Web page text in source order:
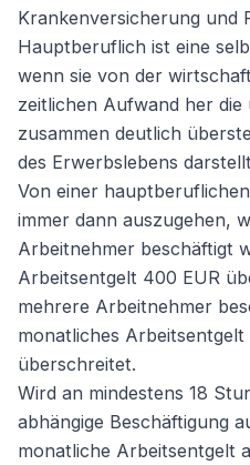
Krankenversicherung und
Hauptberuflich ist eine
wenn sie von der
zeitlichen Aufwand her
zusammen deutlich
des Erwerbslebens
Von einer
immer dann auszugehen,
Arbeitnehmer beschäftigt
Arbeitsentgelt 400 EUR
mehrere Arbeitnehmer
monatliches
überschreitet.
Wird an mindestens 18
abhängige Beschäftigung
monatliche Arbeitsentgelt